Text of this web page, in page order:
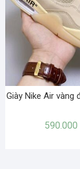
Giày Nike Air vàng
590.000